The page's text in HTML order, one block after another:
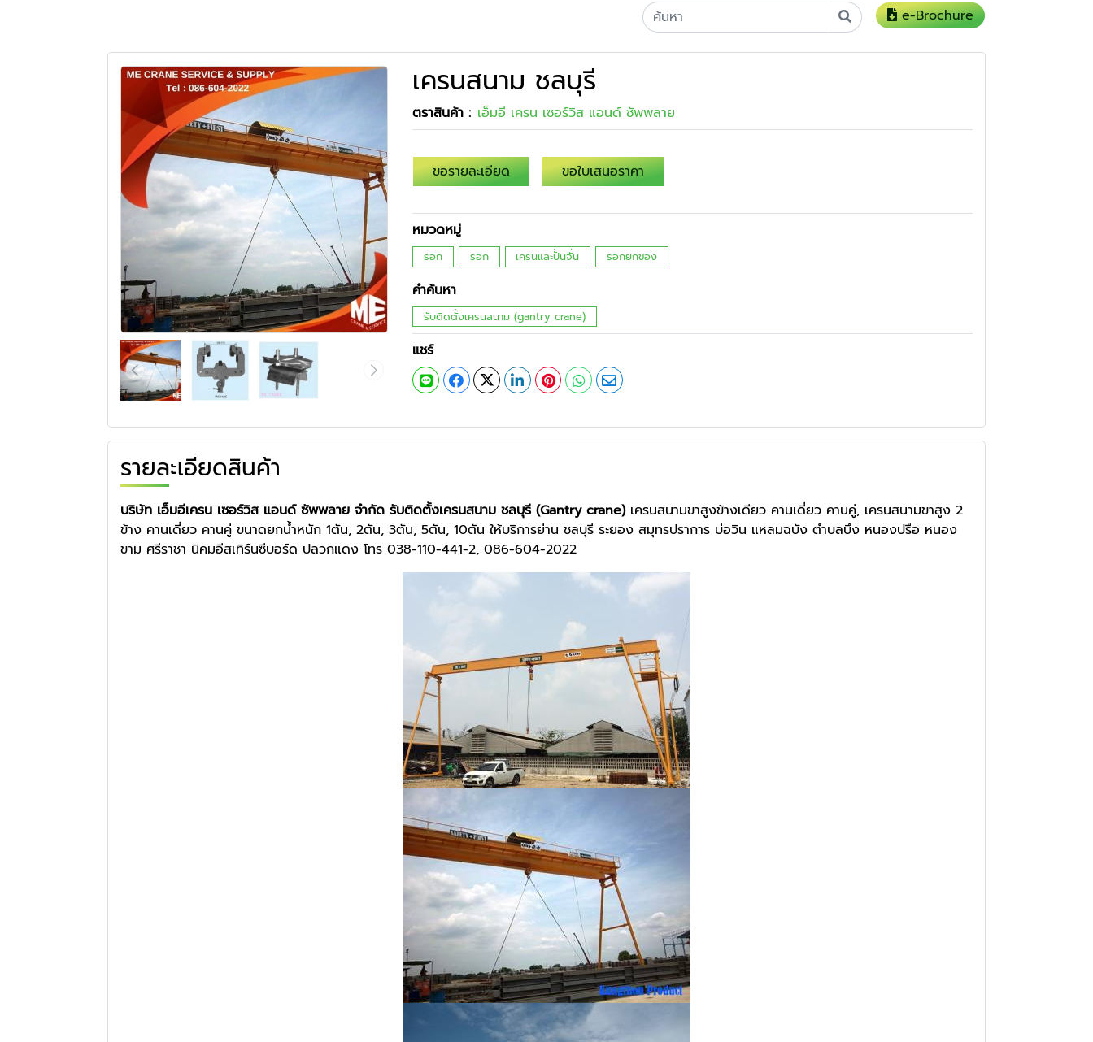
e-Brochure
เครนสนาม ชลบุรี
ตราสินค้า : เอ็มอี เครน เซอร์วิส แอนด์ ซัพพลาย
ขอรายละเอียด ขอใบเสนอราคา
หมวดหมู่
รอก รอก เครนและปั้นจั่น รอกยกของ
คำค้นหา
รับติดตั้งเครนสนาม (gantry crane)
แชร์
รายละเอียดสินค้า
บริษัท เอ็มอีเครน เซอร์วิส แอนด์ ซัพพลาย จำกัด รับติดตั้งเครนสนาม ชลบุรี (Gantry crane)เครนสนามขาสูงข้างเดียว คานเดี่ยว คานคู่, เครนสนามขาสูง 2
ข้าง คานเดี่ยว คานคู่ ขนาดยกน้ำหนัก 1ตัน, 2ตัน, 3ตัน, 5ตัน, 10ตัน ให้บริการย่าน ชลบุรี ระยอง สมุทรปราการ บ่อวิน แหลมฉบัง ตำบลบึง หนองปรือ หนอง
ขาม ศรีราชา นิคมอีสเทิร์นซีบอร์ด ปลวกแดง โทร 038-110-441-2, 086-604-2022